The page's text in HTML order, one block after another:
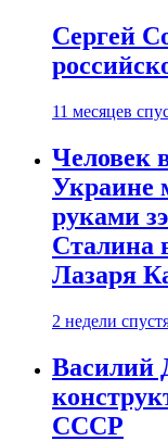
Сергей
11 месяцев
Человек
Украине
руками
Сталина
Лазаря
2 недели
Василий
СССР